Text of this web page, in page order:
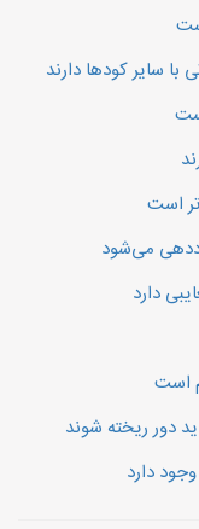
سایر کودها دارند
است
می‌شود
دارد
است
دور ریخته شوند
دارد